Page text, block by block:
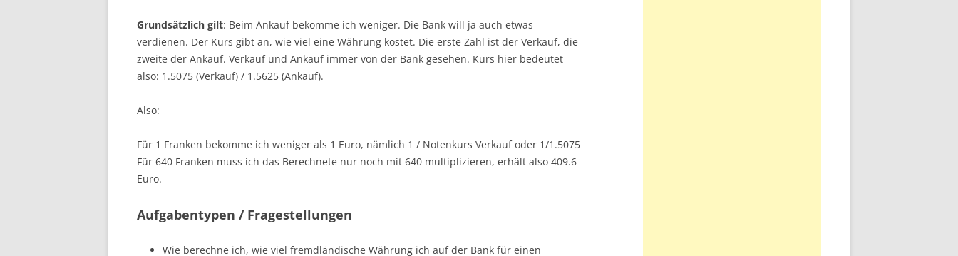
Grundsätzlich gilt: Beim Ankauf bekomme ich weniger. Die Bank will ja auch etwas
verdienen. Der Kurs gibt an, wie viel eine Währung kostet. Die erste Zahl ist der Verkauf, die
zweite der Ankauf. Verkauf und Ankauf immer von der Bank gesehen. Kurs hier bedeutet
also: 1.5075 (Verkauf) / 1.5625 (Ankauf).
Also:
Für 1 Franken bekomme ich weniger als 1 Euro, nämlich 1 / Notenkurs Verkauf oder 1/1.5075
Für 640 Franken muss ich das Berechnete nur noch mit 640 multiplizieren, erhält also 409.6
Euro.
Aufgabentypen / Fragestellungen
Wie berechne ich, wie viel fremdländische Währung ich auf der Bank für einen